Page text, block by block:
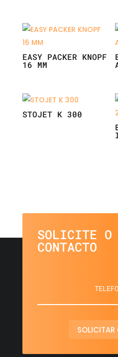
EASY PACKER KNOPF
16 MM
STOJET K 300
SOLICITE O
CONTACTO